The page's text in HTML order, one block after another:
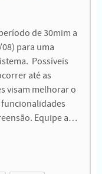
de 30mim a
para uma
Possíveis
até as
visam melhorar o
funcionalidades
Equipe a…